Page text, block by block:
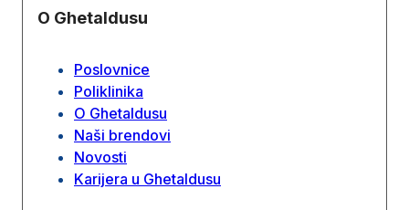
O Ghetaldusu
Poslovnice
Poliklinika
O Ghetaldusu
Naši brendovi
Novosti
Karijera u Ghetaldusu